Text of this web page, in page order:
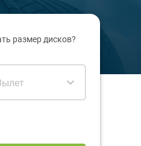
размер дисков?